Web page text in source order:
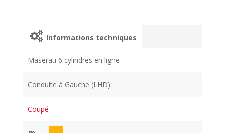
Informations techniques
Maserati 6 cylindres en ligne
Conduite à Gauche (LHD)
Coupé